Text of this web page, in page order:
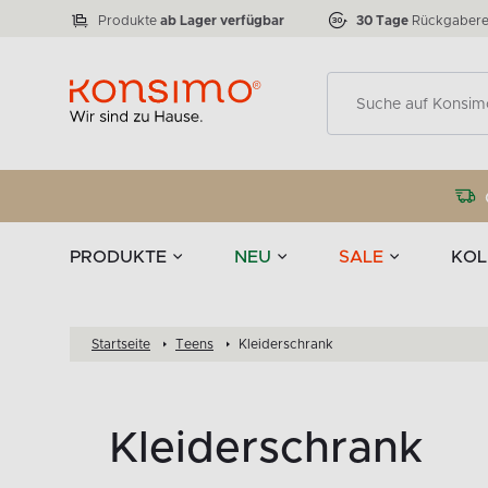
Produkte ab Lager verfügbar 30 Tage
PRODUKTE NEU SALE
Tischgeschirr
zu 50 %
VICTO Anzahl der Produkte:77
ELEGANT Anzahl der Produkte:888
Startseite Teens Kleiderschrank
Kleiderschrank